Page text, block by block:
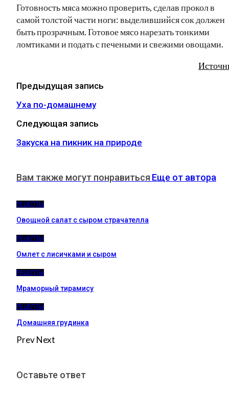
Готовность мяса можно проверить, сделав прокол в
самой толстой части ноги: выделившийся сок должен
быть прозрачным. Готовое мясо нарезать тонкими
ломтиками и подать с печеными и свежими овощами.
Предыдущая запись
Уха по-домашнему
Следующая запись
Закуска на пикник на природе
Вам также могут понравиться Еще от автора
РЕЦЕПТЫ
Овощной салат с сыром страчателла
РЕЦЕПТЫ
Омлет с лисичками и сыром
РЕЦЕПТЫ
Мраморный тирамису
РЕЦЕПТЫ
Домашняя грудинка
PrevNext
Оставьте ответ